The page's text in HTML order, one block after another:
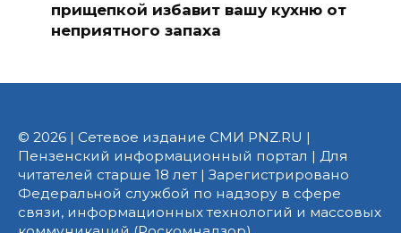
прищепкой избавит вашу кухню от
неприятного запаха
© 2026 | Сетевое издание СМИ PNZ.RU |
Пензенский информационный портал | Для
читателей старше 18 лет | Зарегистрировано
Федеральной службой по надзору в сфере
связи, информационных технологий и массовых